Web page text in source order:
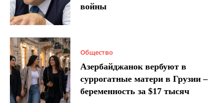
войны
Общество
Азербайджанок вербуют в
суррогатные матери в Грузии –
беременность за $17 тысяч